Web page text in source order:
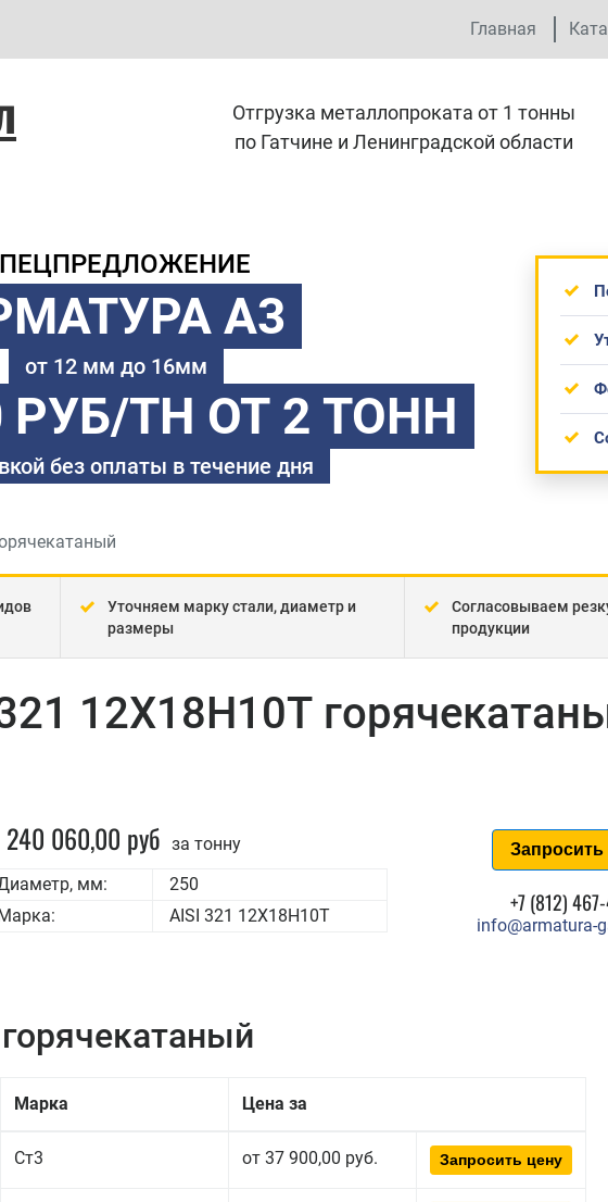
Главная
Отгрузка металлопроката от 1 тонны
по Гатчине и Ленинградской области
А3
от 12 мм до 16мм
РУБ/ТН ОТ 2 ТОНН
без оплаты в течение дня
Уточняем марку стали, диаметр и
размеры
Согласовываем
продукции
12Х18Н10Т
240 060,00 руб за тонну
мм:
250
AISI 321 12Х18Н10Т
Запросить
+7 (812)
info@armatura-
Марка Цена за
Ст3 от 37 900,00 руб. Запросить цену